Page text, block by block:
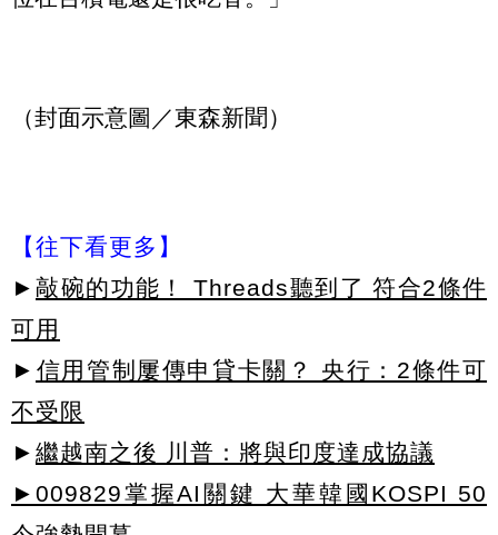
（封面示意圖／東森新聞）
【往下看更多】
► 敲碗的功能！ Threads聽到了 符合2條件
可用
► 信用管制屢傳申貸卡關？ 央行：2條件可
不受限
► 繼越南之後 川普：將與印度達成協議
►009829掌握AI關鍵 大華韓國KOSPI 50